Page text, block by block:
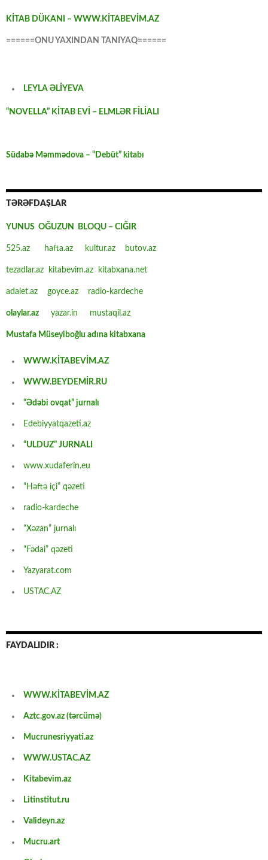
KİTAB DÜKANI – WWW.KİTABEVİM.AZ
======ONU YAXINDAN TANIYAQ======
LEYLA ƏLİYEVA
“NOVELLA” KİTAB EVİ – ELMLƏR FİLİALI
Südabə Məmmədova – “Debüt” kitabı
TƏRƏFDAŞLAR
YUNUS OĞUZUN BLOQU – CIĞIR
525.az hafta.az kultur.az butov.az
tezadlar.az kitabevim.az kitabxana.net
adalet.az goyce.az radio-kardeche
olaylar.az yazar.in mustaqil.az
Mustafa Müseyiboğlu adına kitabxana
WWW.KİTABEVİM.AZ
WWW.BEYDEMİR.RU
“Ədəbi ovqat” jurnalı
Edebiyyatqazeti.az
“ULDUZ” JURNALI
www.xudaferin.eu
“Həftə içi” qəzeti
radio-kardeche
“Xəzan” jurnalı
“Fədai” qəzeti
Yazyarat.com
USTAC.AZ
FAYDALIDIR :
WWW.KİTABEVİM.AZ
Aztc.gov.az (tərcümə)
Mucrunesriyyati.az
WWW.USTAC.AZ
Kitabevim.az
Litinstitut.ru
Valideyn.az
Mucru.art